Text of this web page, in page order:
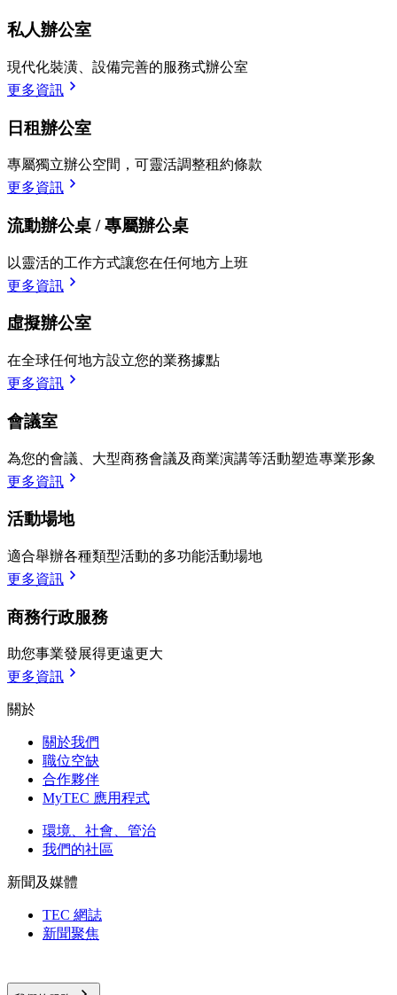
私人辦公室
現代化裝潢、設備完善的服務式辦公室
更多資訊
日租辦公室
專屬獨立辦公空間，可靈活調整租約條款
更多資訊
流動辦公桌 / 專屬辦公桌
以靈活的工作方式讓您在任何地方上班
更多資訊
虛擬辦公室
在全球任何地方設立您的業務據點
更多資訊
會議室
為您的會議、大型商務會議及商業演講等活動塑造專業形象
更多資訊
活動場地
適合舉辦各種類型活動的多功能活動場地
更多資訊
商務行政服務
助您事業發展得更遠更大
更多資訊
關於
關於我們
職位空缺
合作夥伴
MyTEC 應用程式
環境、社會、管治
我們的社區
新聞及媒體
TEC 網誌
新聞聚焦